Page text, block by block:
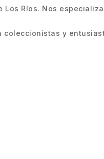
Ríos. Nos
coleccionistas y